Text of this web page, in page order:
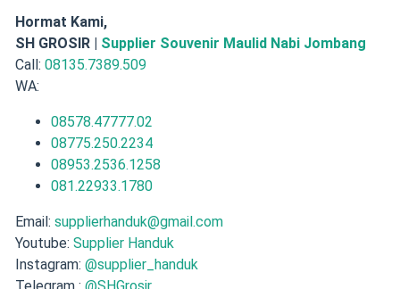
Hormat Kami,
SH GROSIR | Supplier Souvenir Maulid Nabi Jombang
Call: 08135.7389.509
WA:
08578.47777.02
08775.250.2234
08953.2536.1258
081.22933.1780
Email: supplierhanduk@gmail.com
Youtube: Supplier Handuk
Instagram: @supplier_handuk